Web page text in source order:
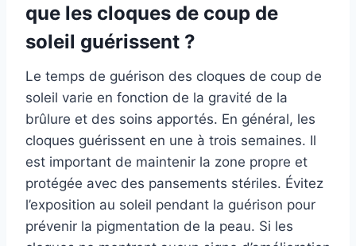
que les cloques de coup de
soleil guérissent ?
Le temps de guérison des cloques de coup de
soleil varie en fonction de la gravité de la
brûlure et des soins apportés. En général, les
cloques guérissent en une à trois semaines. Il
est important de maintenir la zone propre et
protégée avec des pansements stériles. Évitez
l’exposition au soleil pendant la guérison pour
prévenir la pigmentation de la peau. Si les